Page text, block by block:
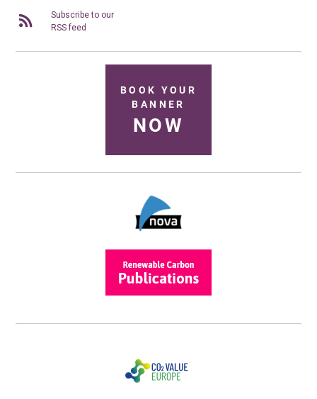
Subscribe to our
RSS feed
BOOK YOUR
BANNER
NOW